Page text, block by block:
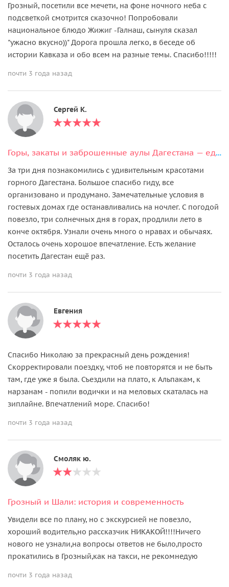
Грозный, посетили все мечети, на фоне ночного неба с
подсветкой смотрится сказочно! Попробовали
национальное блюдо Жижиг -Галнаш, сынуля сказал
"ужасно вкусно))" Дорога прошла легко, в беседе об
истории Кавказа и обо всем на разные темы. Спасибо!!!!!
почти 3 года назад
Сергей К.
Горы, закаты и заброшенные аулы Дагестана — едем в горы на выходные
За три дня познакомились с удивительным красотами
горного Дагестана. Большое спасибо гиду, все
организовано и продумано. Замечательные условия в
гостевых домах где останавливались на ночлег. С погодой
повезло, три солнечных дня в горах, продлили лето в
конче октября. Узнали очень много о нравах и обычаях.
Осталось очень хорошое впечатление. Есть желание
посетить Дагестан ещё раз.
почти 3 года назад
Евгения
Спасибо Николаю за прекрасный день рождения!
Скорректировали поездку, чтоб не повторятся и не быть
там, где уже я была. Съездили на плато, к Альпакам, к
нарзанам - попили водички и на меловых скаталась на
зиплайне. Впечатлений море. Спасибо!
почти 3 года назад
Смоляк ю.
Грозный и Шали: история и современность
Увидели все по плану, но с экскурсией не повезло,
хороший водитель,но рассказчик НИКАКОЙ!!!!Ничего
нового не узнали,на вопросы ответов не было,просто
прокатились в Грозный,как на такси, не рекомнедую
почти 3 года назад